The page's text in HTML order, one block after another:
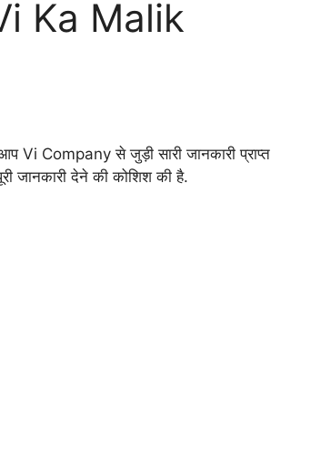
Ka Malik
Vi Company से जुड़ी सारी जानकारी प्राप्त
जानकारी देने की कोशिश की है.